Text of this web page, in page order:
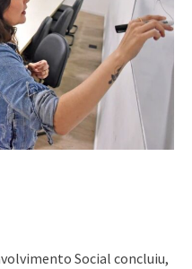
Social concluiu,